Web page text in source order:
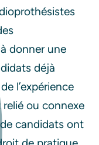
à donner une
déjà
l’expérience
ou connexe
candidats ont